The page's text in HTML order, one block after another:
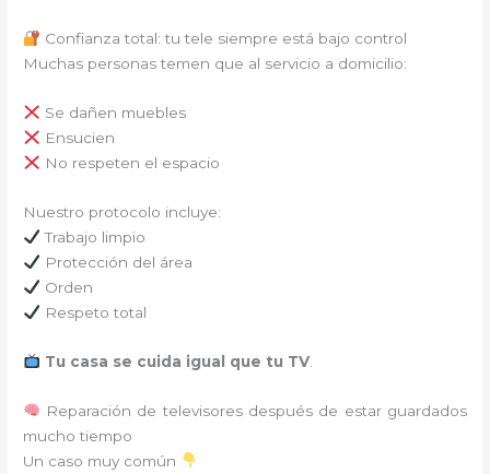
Confianza total: tu tele siempre está bajo control
Muchas personas temen que al servicio a domicilio:
Se dañen muebles
Ensucien
No respeten el espacio
Nuestro protocolo incluye:
Trabajo limpio
Protección del área
Orden
Respeto total
Tu casa se cuida igual que tu TV.
Reparación de televisores después de estar guardados
mucho tiempo
Un caso muy común